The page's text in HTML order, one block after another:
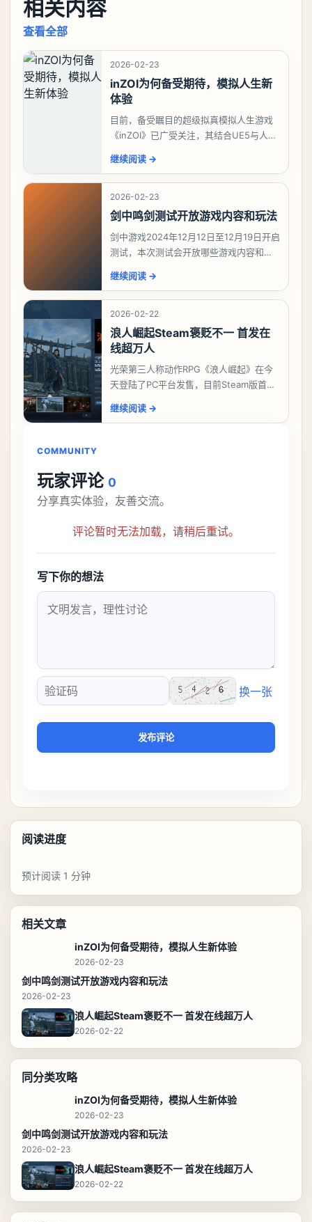
相关内容
查看全部
2026-02-23
inZOI为何备受期待，模拟人生新
体验
目前，备受瞩目的超级拟真模拟人生游戏
《inZOI》已广受关注，其结合UE5与人工
期待榜上脱颖而出，稳坐榜首。对于这款
深受模拟
继续阅读 →
2026-02-23
剑中鸣剑测试开放游戏内容和玩法
剑中游戏2024年12月12日至12月19日开启
测试，本次测试会开放哪些游戏内容和玩
剑测试开放游戏内容和玩法，想要了解详
情的
继续阅读 →
2026-02-22
浪人崛起Steam褒贬不一 首发在
线超万人
光荣第三人称动作RPG《浪人崛起》在今
天登陆了PC平台发售，目前Steam版首发
贬不一”。中文区评价394篇，为“多半
继续阅读 →
COMMUNITY
玩家评论 0
分享真实体验，友善交流。
评论暂时无法加载，请稍后重试。
写下你的想法
验证码
换一张
发布评论
阅读进度
预计阅读 1 分钟
相关文章
inZOI为何备受期待，模拟人生新体验
2026-02-23
剑中鸣剑测试开放游戏内容和玩法
2026-02-23
浪人崛起Steam褒贬不一 首发在线超万人
2026-02-22
同分类攻略
inZOI为何备受期待，模拟人生新体验
2026-02-23
剑中鸣剑测试开放游戏内容和玩法
2026-02-23
浪人崛起Steam褒贬不一 首发在线超万人
2026-02-22